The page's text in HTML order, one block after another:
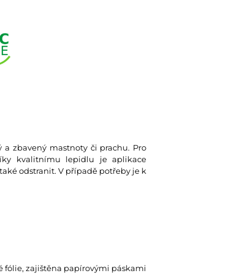
zbavený mastnoty či prachu. Pro
kvalitnímu lepidlu je aplikace
odstranit. V případě potřeby je k
fólie, zajištěna papírovými páskami